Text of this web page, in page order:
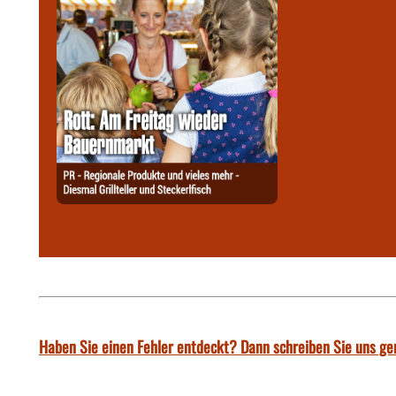
Haben Sie einen Fehler entdeckt? Dann schreiben Sie uns